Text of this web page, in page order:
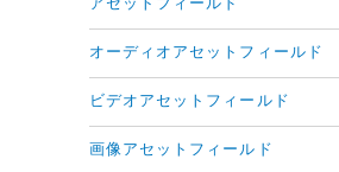
アセットフィールド
オーディオアセットフィールド
ビデオアセットフィールド
画像アセットフィールド